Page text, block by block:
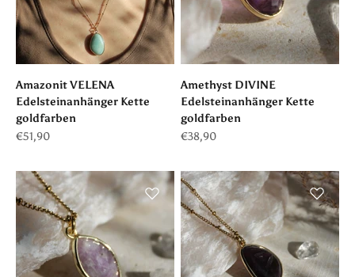
Amazonit VELENA
Edelsteinanhänger Kette
goldfarben
Angebot
€51,90
Amethyst DIVINE
Edelsteinanhänger Kette
goldfarben
Angebot
€38,90